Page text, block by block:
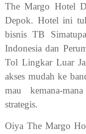
The Margo Hotel
Depok. Hotel ini
bisnis TB
Indonesia dan
Tol Lingkar Luar
akses mudah ke
mau kemana-
strategis.
Oiya The Margo